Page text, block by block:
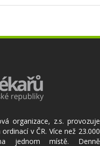
organizace, z.s. provozuje
v ČR. Více než 23.000
jednom místě. Denně